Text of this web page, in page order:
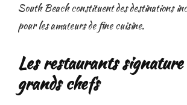
South Beach constituent des destinations
pour les amateurs de fine cuisine.
Les restaurants signature
grands chefs